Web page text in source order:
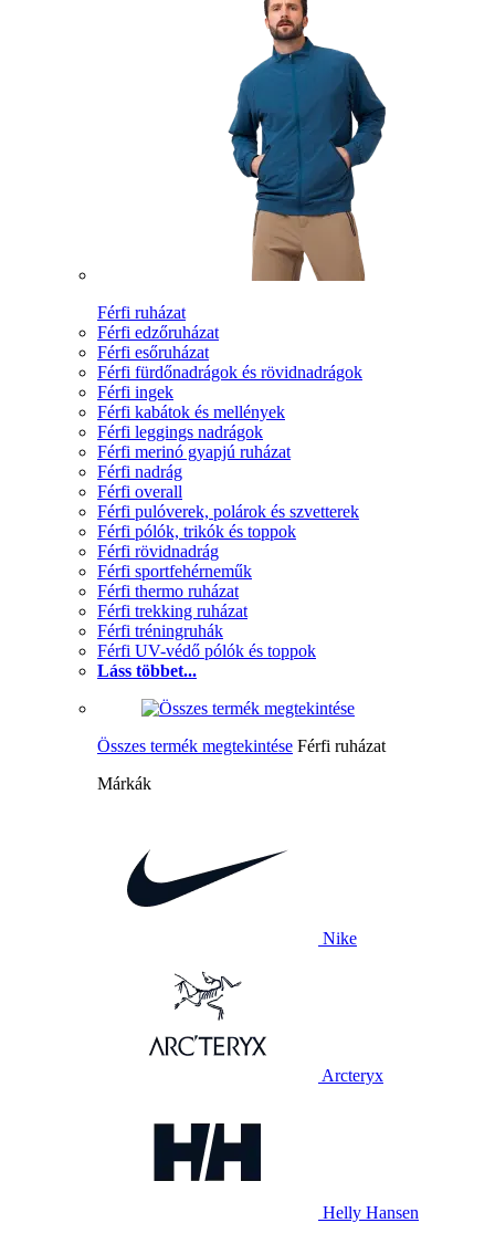
Férfi ruházat
Férfi edzőruházat
Férfi esőruházat
Férfi fürdőnadrágok és rövidnadrágok
Férfi ingek
Férfi kabátok és mellények
Férfi leggings nadrágok
Férfi merinó gyapjú ruházat
Férfi nadrág
Férfi overall
Férfi pulóverek, polárok és szvetterek
Férfi pólók, trikók és toppok
Férfi rövidnadrág
Férfi sportfehérneműk
Férfi thermo ruházat
Férfi trekking ruházat
Férfi tréningruhák
Férfi UV-védő pólók és toppok
Láss többet...
Összes termék megtekintése Férfi ruházat
Márkák
Nike
Arcteryx
Helly Hansen